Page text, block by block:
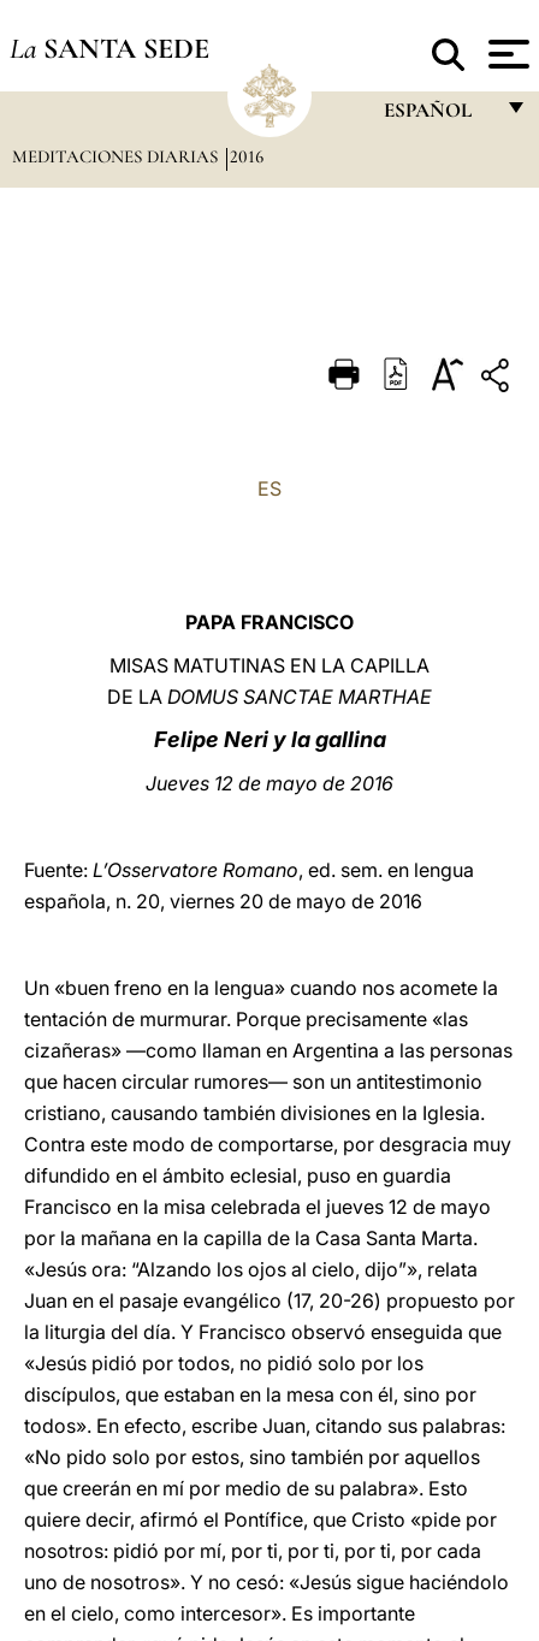
La SANTA SEDE
ESPAÑOL
DEUTSCH
MEDITACIONES DIARIAS 2016
ES
PAPA FRANCISCO
MISAS MATUTINAS EN LA CAPILLA
DE LA DOMUS SANCTAE MARTHAE
Felipe Neri y la gallina
Jueves 12 de mayo de 2016
Fuente: L’Osservatore Romano, ed. sem. en lengua
española, n. 20, viernes 20 de mayo de 2016
Un «buen freno en la lengua» cuando nos acomete la
tentación de murmurar. Porque precisamente «las
cizañeras» —como llaman en Argentina a las personas
que hacen circular rumores— son un antitestimonio
cristiano, causando también divisiones en la Iglesia.
Contra este modo de comportarse, por desgracia muy
difundido en el ámbito eclesial, puso en guardia
Francisco en la misa celebrada el jueves 12 de mayo
por la mañana en la capilla de la Casa Santa Marta.
«Jesús ora: “Alzando los ojos al cielo, dijo”», relata
Juan en el pasaje evangélico (17, 20-26) propuesto por
la liturgia del día. Y Francisco observó enseguida que
«Jesús pidió por todos, no pidió solo por los
discípulos, que estaban en la mesa con él, sino por
todos». En efecto, escribe Juan, citando sus palabras:
«No pido solo por estos, sino también por aquellos
que creerán en mí por medio de su palabra». Esto
quiere decir, afirmó el Pontífice, que Cristo «pide por
nosotros: pidió por mí, por ti, por ti, por ti, por cada
uno de nosotros». Y no cesó: «Jesús sigue haciéndolo
en el cielo, como intercesor». Es importante